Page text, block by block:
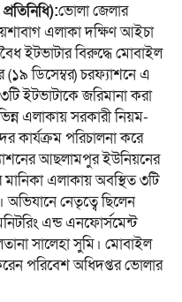
ভোলা জেলার
এলাকা দক্ষিণ আইচা
ইটভাটার বিরুদ্ধে মোবাইল
ডিসেম্বর) চরফ্যাশনে এ
ইটভাটাকে জরিমানা করা
এলাকায় সরকারী নিয়ম-
কার্যক্রম পরিচালনা করে
আছলামপুর ইউনিয়নের
এলাকায় অবস্থিত ৩টি
নেতৃত্বে ছিলেন
এন্ড এনফোর্সমেন্ট
সালেহা সুমি। মোবাইল
পরিবেশ অধিদপ্তর ভোলার